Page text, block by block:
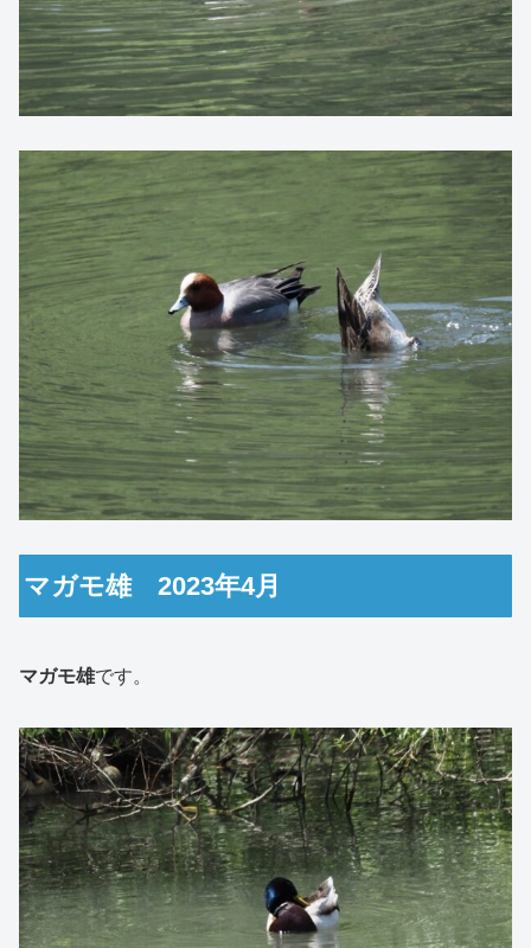
マガモ雄 2023年4月
マガモ雄です。